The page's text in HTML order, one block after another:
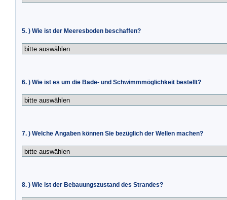
5. ) Wie ist der Meeresboden beschaffen?
6. ) Wie ist es um die Bade- und Schwimmmöglichkeit bestellt?
7. ) Welche Angaben können Sie bezüglich der Wellen machen?
8. ) Wie ist der Bebauungszustand des Strandes?